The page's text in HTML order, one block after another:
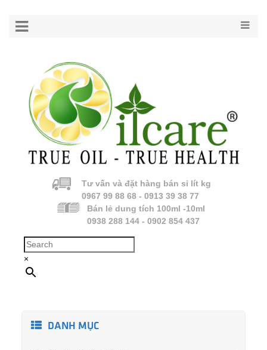
Tư vấn và đặt hàng bán sỉ lít kg
0967 99 88 68 - 0913 39 38 77
Bán lẻ dung tích 100ml -10ml
0938 288 144 - 0902 854 437
×
DANH MỤC